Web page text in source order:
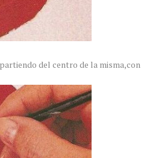
del centro de la misma,con